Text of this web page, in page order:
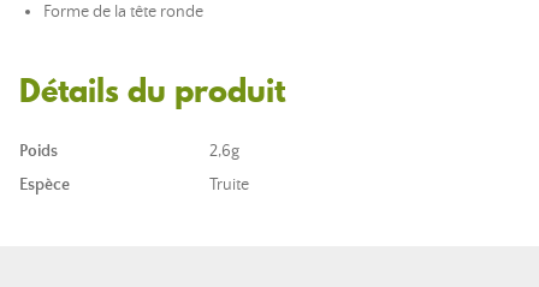
Forme de la tête ronde
Détails du produit
Poids
2,6g
Espèce
Truite